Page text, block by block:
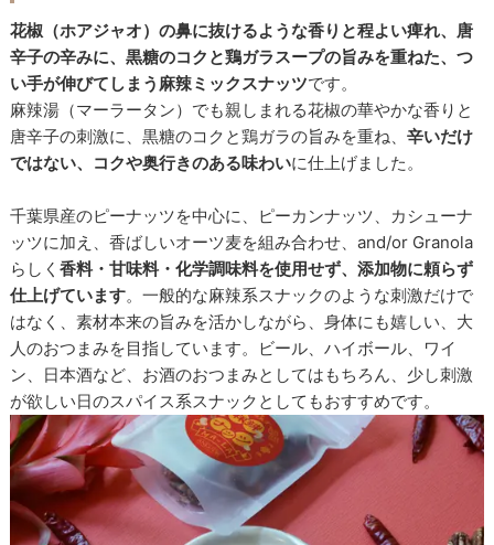
花椒（ホアジャオ）の鼻に抜けるような香りと程よい痺れ、唐
辛子の辛みに、黒糖のコクと鶏ガラスープの旨みを重ねた、つ
い手が伸びてしまう麻辣ミックスナッツです。
麻辣湯（マーラータン）でも親しまれる花椒の華やかな香りと
唐辛子の刺激に、黒糖のコクと鶏ガラの旨みを重ね、辛いだけ
ではない、コクや奥行きのある味わいに仕上げました。
千葉県産のピーナッツを中心に、ピーカンナッツ、カシューナ
ッツに加え、香ばしいオーツ麦を組み合わせ、and/or Granola
らしく香料・甘味料・化学調味料を使用せず、添加物に頼らず
仕上げています。一般的な麻辣系スナックのような刺激だけで
はなく、素材本来の旨みを活かしながら、身体にも嬉しい、大
人のおつまみを目指しています。ビール、ハイボール、ワイ
ン、日本酒など、お酒のおつまみとしてはもちろん、少し刺激
が欲しい日のスパイス系スナックとしてもおすすめです。